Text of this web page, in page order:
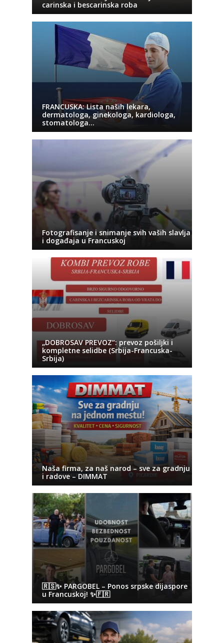
carinska i bescarinska roba
FRANCUSKA: Lista naših lekara,
dermatologa, ginekologa, kardiologa,
stomatologa…
Fotografisanje i snimanje svih vaših slavlja
i događaja u Francuskoj
„DOBROSAV PREVOZ“: prevoz pošiljki i
kompletne selidbe (Srbija-Francuska-
Srbija)
Naša firma, za naš narod – sve za gradnju
i radove – DIMMAT
🇷🇸✨ PARGOBEL – Ponos srpske dijaspore
u Francuskoj! ✨🇫🇷